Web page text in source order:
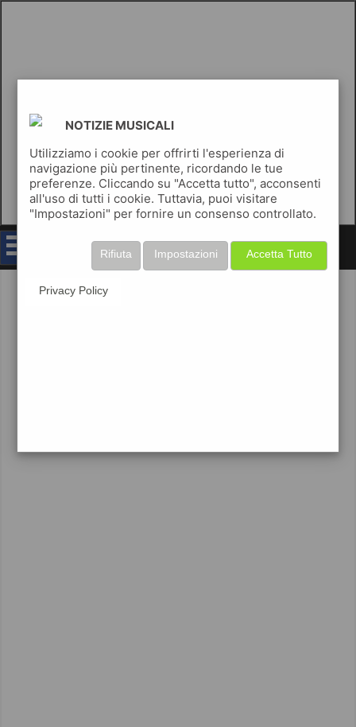
notizie musicali
NOTIZIE MUSICALI
Utilizziamo i cookie per offrirti l'esperienza di
navigazione più pertinente, ricordando le tue
preferenze. Cliccando su "Accetta tutto", acconsenti
all'uso di tutti i cookie. Tuttavia, puoi visitare
"Impostazioni" per fornire un consenso controllato.
Accetta Tutto
Impostazioni
Rifiuta
Privacy Policy